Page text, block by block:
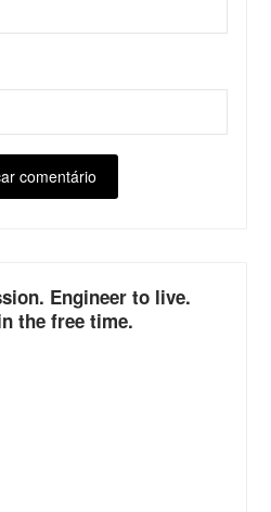
Engineer to live.
the free time.